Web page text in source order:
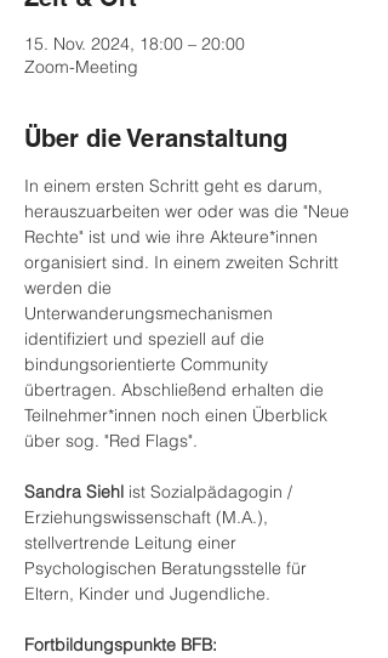
15. Nov. 2024, 18:00 – 20:00
Zoom-Meeting
Über die Veranstaltung
In einem ersten Schritt geht es darum,
herauszuarbeiten wer oder was die "Neue
Rechte" ist und wie ihre Akteure*innen
organisiert sind. In einem zweiten Schritt
werden die
Unterwanderungsmechanismen
identifiziert und speziell auf die
bindungsorientierte Community
übertragen. Abschließend erhalten die
Teilnehmer*innen noch einen Überblick
über sog. "Red Flags".
Sandra Siehl ist Sozialpädagogin /
Erziehungswissenschaft (M.A.),
stellvertrende Leitung einer
Psychologischen Beratungsstelle für
Eltern, Kinder und Jugendliche.
Fortbildungspunkte BFB: